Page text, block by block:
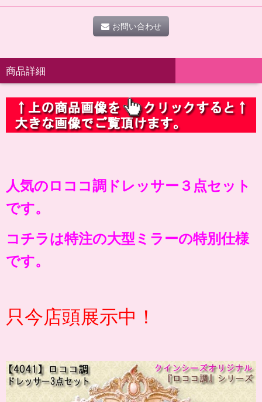
お問い合わせ
商品詳細
人気のロココ調ドレッサー３点セット
です。
コチラは特注の大型ミラーの特別仕様
です。
只今店頭展示中！